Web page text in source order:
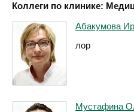
Коллеги по клинике:
Абакумова
лор
Мустафина